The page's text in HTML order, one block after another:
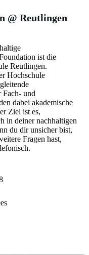
@ Reutlingen
ist die
Reutlingen.
Hochschule
Fach- und
dabei akademische
Ziel ist es,
in deiner nachhaltigen
du dir unsicher bist,
Fragen hast,